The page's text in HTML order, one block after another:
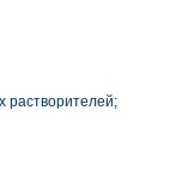
растворителей;